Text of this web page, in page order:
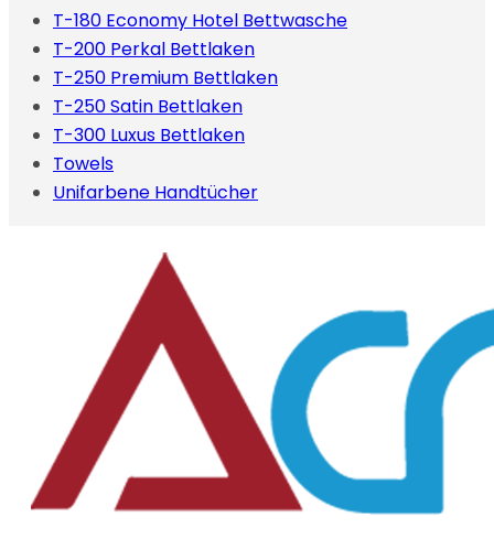
T-180 Economy Hotel Bettwasche
T-200 Perkal Bettlaken
T-250 Premium Bettlaken
T-250 Satin Bettlaken
T-300 Luxus Bettlaken
Towels
Unifarbene Handtücher